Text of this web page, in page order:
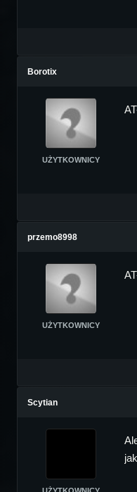
Borotix
UŻYTKOWNICY
przemo8998
UŻYTKOWNICY
Scytian